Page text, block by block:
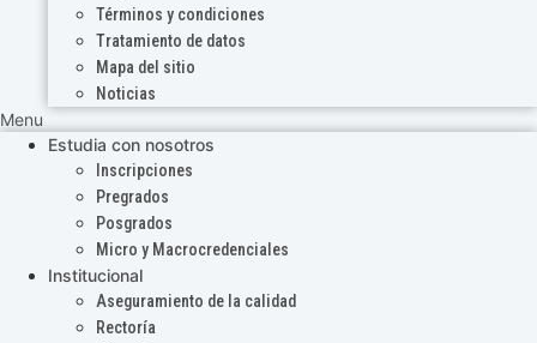
Términos y condiciones
Tratamiento de datos
Mapa del sitio
Noticias
Menu
Estudia con nosotros
Inscripciones
Pregrados
Posgrados
Micro y Macrocredenciales
Institucional
Aseguramiento de la calidad
Rectoría